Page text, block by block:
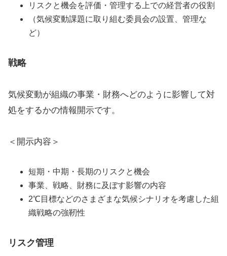
リスクと機会を評価・管理する上での経営者の役割
（気候変動課題に取り組む委員会の設置、管理な
ど）
戦略
気候変動が組織の事業・財務へどのように影響して対
処をするかの情報開示です。
＜開示内容＞
短期・中期・長期のリスクと機会
事業、戦略、財務に及ぼす影響の内容
2℃目標などのさまざまな気候シナリオを考慮した組
織戦略の強靭性
リスク管理